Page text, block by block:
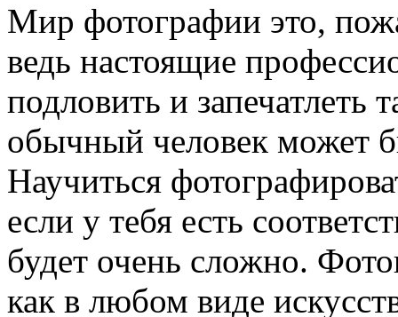
Мир фотографии это,
ведь настоящие
подловить и запечатлеть
обычный человек может
Научиться
если у тебя есть
будет очень сложно.
как в любом виде